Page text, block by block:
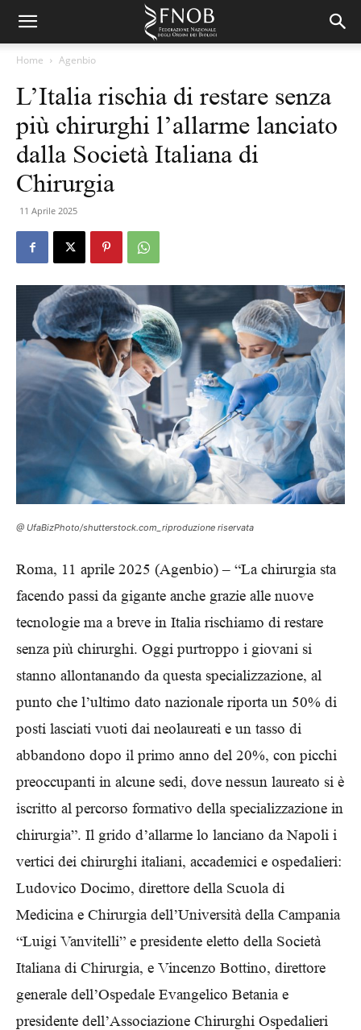
Home Agenbio
L’Italia rischia di restare senza
più chirurghi l’allarme lanciato
dalla Società Italiana di
Chirurgia
11 Aprile 2025
@ UfaBizPhoto/shutterstock.com_riproduzione riservata
Roma, 11 aprile 2025 (Agenbio) – “La chirurgia sta
facendo passi da gigante anche grazie alle nuove
tecnologie ma a breve in Italia rischiamo di restare
senza più chirurghi. Oggi purtroppo i giovani si
stanno allontanando da questa specializzazione, al
punto che l’ultimo dato nazionale riporta un 50% di
posti lasciati vuoti dai neolaureati e un tasso di
abbandono dopo il primo anno del 20%, con picchi
preoccupanti in alcune sedi, dove nessun laureato si è
iscritto al percorso formativo della specializzazione in
chirurgia”. Il grido d’allarme lo lanciano da Napoli i
vertici dei chirurghi italiani, accademici e ospedalieri:
Ludovico Docimo, direttore della Scuola di
Medicina e Chirurgia dell’Università della Campania
“Luigi Vanvitelli” e presidente eletto della Società
Italiana di Chirurgia, e Vincenzo Bottino, direttore
generale dell’Ospedale Evangelico Betania e
presidente dell’Associazione Chirurghi Ospedalieri